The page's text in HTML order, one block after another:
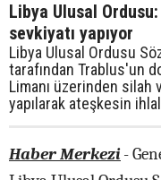
Libya Ulusal
sevkiyatı yapıyor
Libya Ulusal Ordusu
tarafından Trablus'un
Limanı üzerinden silah
yapılarak ateşkesin
Haber Merkezi-